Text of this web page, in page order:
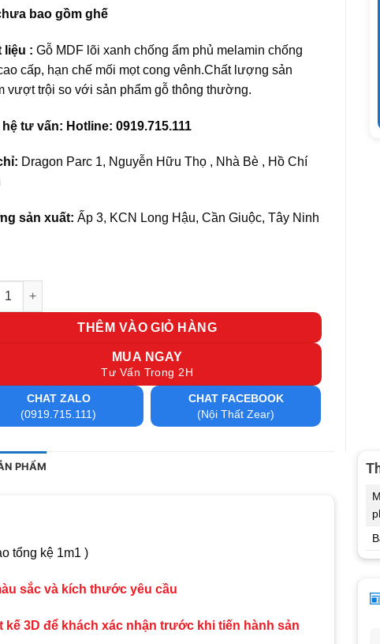
bao gồm ghế
liệu : Gỗ MDF lõi xanh chống ẩm phủ melamin chống
cấp, hạn chế mối mọt cong vênh.Chất lượng sản
vượt trội so với sản phẩm gỗ thông thường.
hệ tư vấn: Hotline: 0919.715.111
Dragon Parc 1, Nguyễn Hữu Thọ , Nhà Bè , Hồ Chí
sản xuất: Ấp 3, KCN Long Hậu, Cần Giuộc, Tây Ninh
bàn làm việc 4 người CB4-17 số lượng
THÊM VÀO GIỎ HÀNG
MUA NGAY
Tư Vấn Trong 2H
CHAT ZALO
(0919.715.111)
CHAT FACEBOOK
(Nội Thất Zear)
PHẨM
tổng kệ 1m1 )
sắc và kích thước yêu cầu
3D để khách xác nhận trước khi tiến hành sản